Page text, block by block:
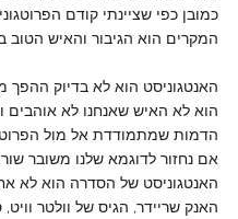
כמובן כפי שציינתי קודם
המקרים הוא הגיבור והאיש הטוב
האנטגוניסט הוא לא בדיוק ההפך
הוא לא האיש שאנחנו לא אוהבים
הדמות שמתמודדת אל מול
אם נחזור לדוגמא שלנו משובר
האנטגוניסט של הסדרה הוא לא
האנק שריידר, הגיס של וולטר